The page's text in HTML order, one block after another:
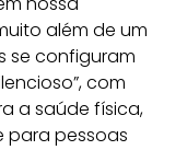
além de um
se configuram
com
a saúde física,
para pessoas